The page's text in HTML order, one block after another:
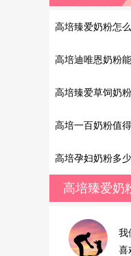
高培臻爱奶粉怎
高培迪唯恩奶粉
艺）
高培臻爱草饲奶
高培一百奶粉值
高培孕妇奶粉多
高培臻爱奶
我
喜